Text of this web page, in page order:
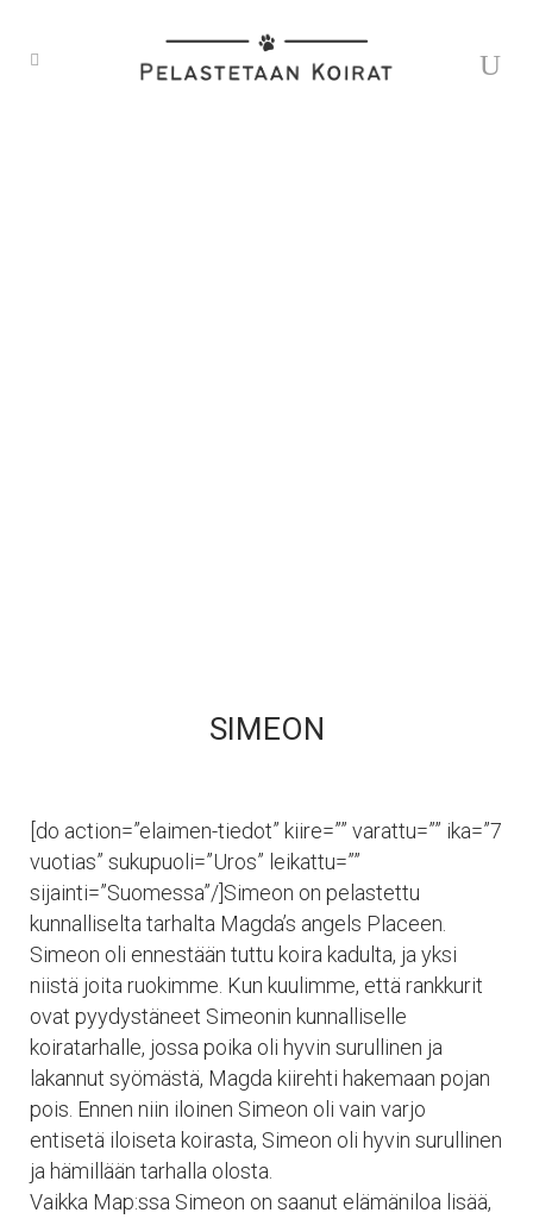
SIMEON
[do action=”elaimen-tiedot” kiire=”” varattu=”” ika=”7
vuotias” sukupuoli=”Uros” leikattu=””
sijainti=”Suomessa”/]Simeon on pelastettu
kunnalliselta tarhalta Magda’s angels Placeen.
Simeon oli ennestään tuttu koira kadulta, ja yksi
niistä joita ruokimme. Kun kuulimme, että rankkurit
ovat pyydystäneet Simeonin kunnalliselle
koiratarhalle, jossa poika oli hyvin surullinen ja
lakannut syömästä, Magda kiirehti hakemaan pojan
pois. Ennen niin iloinen Simeon oli vain varjo
entisetä iloiseta koirasta, Simeon oli hyvin surullinen
ja hämillään tarhalla olosta.
Vaikka Map:ssa Simeon on saanut elämäniloa lisää,